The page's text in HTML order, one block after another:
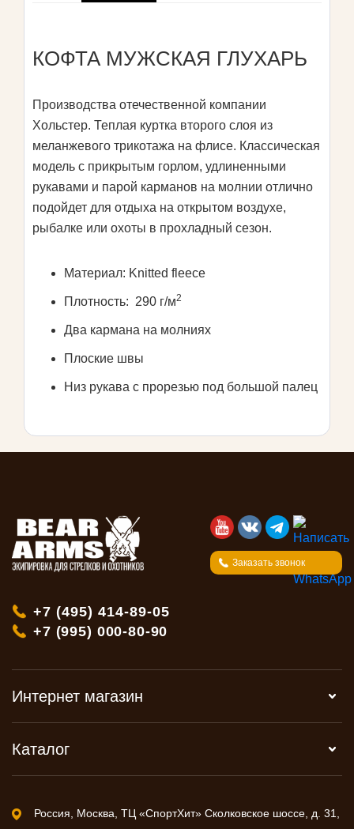
КОФТА МУЖСКАЯ ГЛУХАРЬ
Производства отечественной компании
Хольстер. Теплая куртка второго слоя из
меланжевого трикотажа на флисе. Классическая
модель с прикрытым горлом, удлиненными
рукавами и парой карманов на молнии отлично
подойдет для отдыха на открытом воздухе,
рыбалке или охоты в прохладный сезон.
Материал: Knitted fleece
Плотность: 290 г/м2
Два кармана на молниях
Плоские швы
Низ рукава с прорезью под большой палец
Заказать звонок
+7 (495) 414-89-05
+7 (995) 000-80-90
Интернет магазин
Каталог
Россия, Москва, ТЦ «СпортХит» Сколковское шоссе, д. 31,